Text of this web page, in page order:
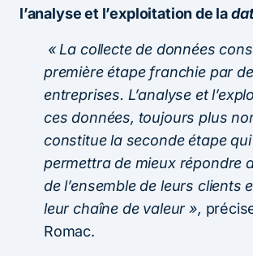
l’analyse et l’exploitation de la
« La collecte de données
première étape franchie par
entreprises. L’analyse et
ces données, toujours plus
constitue la seconde étape
permettra de mieux répondre
de l’ensemble de leurs clients
leur chaîne de valeur »,
Romac.